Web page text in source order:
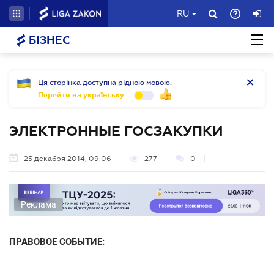
RU
БІЗНЕС
Ця сторінка доступна рідною мовою.
Перейти на українську
ЭЛЕКТРОННЫЕ ГОСЗАКУПКИ
25 декабря 2014, 09:06 277 0
Реклама
ПРАВОВОЕ СОБЫТИЕ: